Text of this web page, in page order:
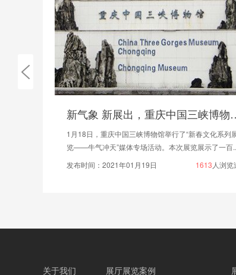
新气象 新展出，
1月18日，重庆中国三峡博物馆举行了“新春文化系列
览——牛气冲天”媒体专场活动。本次展览展示了一百
发布时间：2021年01月19日
1613 人浏览
关于我们 展厅展览案例